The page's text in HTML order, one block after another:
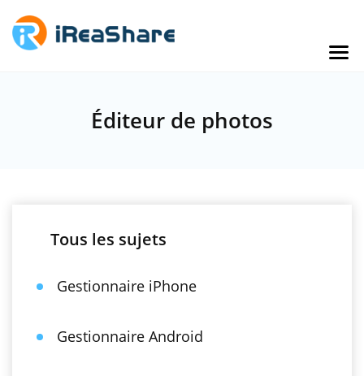
Éditeur de photos
Tous les sujets
Gestionnaire iPhone
Gestionnaire Android